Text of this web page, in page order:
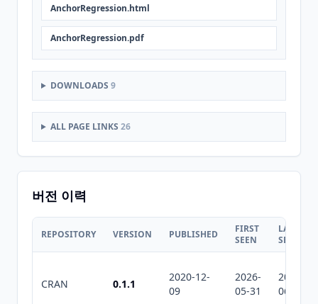
AnchorRegression.html
AnchorRegression.pdf
DOWNLOADS 9
ALL PAGE LINKS 26
버전 이력
REPOSITORY VERSION PUBLISHED
FIRST
SEEN
LAST
SEEN
CRAN 0.1.1
2020-12-
09
2026-
05-31
2026-
06-23